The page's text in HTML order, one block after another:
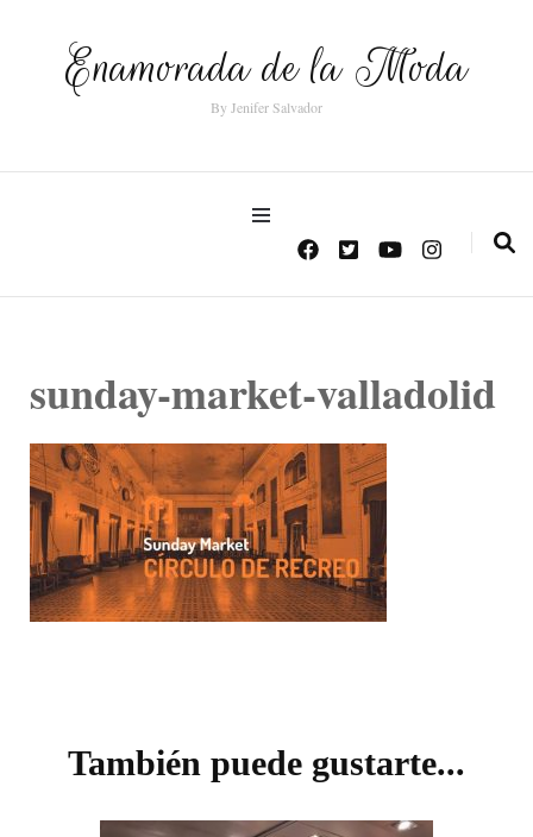
Enamorada de la Moda
By Jenifer Salvador
sunday-market-valladolid
entradas
También puede gustarte...